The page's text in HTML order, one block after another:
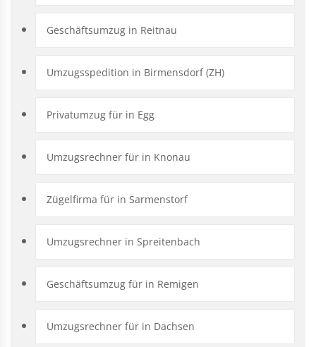
Geschäftsumzug in Reitnau
Umzugsspedition in Birmensdorf (ZH)
Privatumzug für in Egg
Umzugsrechner für in Knonau
Zügelfirma für in Sarmenstorf
Umzugsrechner in Spreitenbach
Geschäftsumzug für in Remigen
Umzugsrechner für in Dachsen